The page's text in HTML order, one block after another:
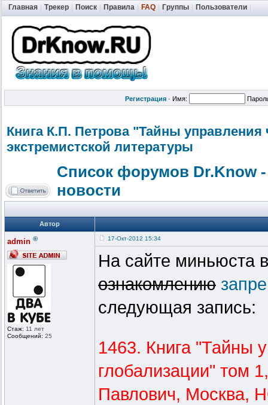
Главная Трекер Поиск Правила FAQ Группы Пользователи
Регистрация · Имя:
Книга К.П. Петрова "Тайны управления
экстремистской литературы
Список форумов Dr.Know
новости
Автор
admin ®
Стаж: 11 лет
Сообщений: 25
17-Окт-2012 15:34
На сайте миньюста
ознакомлению
следующая запись:
1463. Книга "Тайны
глобализации" том
Павлович, Москва,